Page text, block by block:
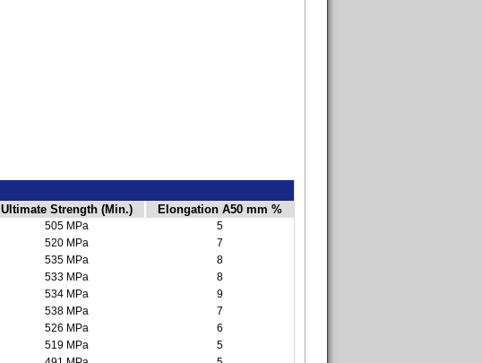
Ultimate Strength (Min.) Elongation A50 mm %
505 MPa
5
520 MPa
7
535 MPa
8
533 MPa
8
534 MPa
9
538 MPa
7
526 MPa
6
519 MPa
5